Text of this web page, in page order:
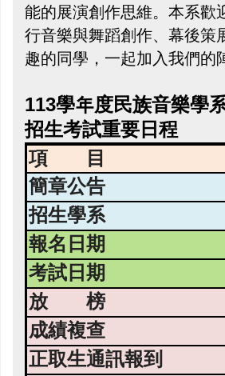
能的展演創作思維。本系歡
行音樂與舞蹈創作、幕後策
趣的同學，一起加入我們的
113學年度民族音樂學
招生考試重要日程
項 目
簡章公告
招生學系
報名日期
考試日期
放 榜
成績複查
正取生通訊報到